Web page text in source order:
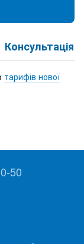
Консультація
тарифів нової
50